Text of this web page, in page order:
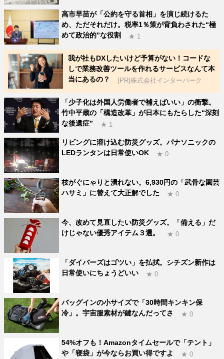
高市早苗が「公約を守る首相」を演じ続けるた
め、ただそれだけ。税率1％策が背負わされた“極
めて政治的”な役割
★ 1
我が社もDXしたいけど予算がない！コードな
しで業務改善ツールを作れるサービスなんて本
当にあるの？
[PR]株式会社インターパーク
「少子化は外国人労働者で補えばいい」の衝撃。
竹中平蔵の「構造改革」が日本にもたらした“深刻
な後遺症”
★ 1
リビングに溶け込む防災グッズ。パナソニックの
LEDランタンは日常使いOK
★ 0
枝がぐにゃりと潰れない。6,930円の「武骨な園芸
ハサミ」に替えて大正解でした
★ 0
今、改めて見直したい防災グッズ。「備える」だ
けじゃない優秀アイテム３選。
★ 0
「ダイバーズはゴツい」を払拭。シチズン新作は
日常使いにちょうどいい
★ 0
バッグインの小サイズで「30時間キンキン保
冷」。宇宙服素材が鍵なんだってさ
★ 0
54%オフも！Amazonタイムセールで「テント」
や「寝袋」が今ならお買い得ですよ
★ 0